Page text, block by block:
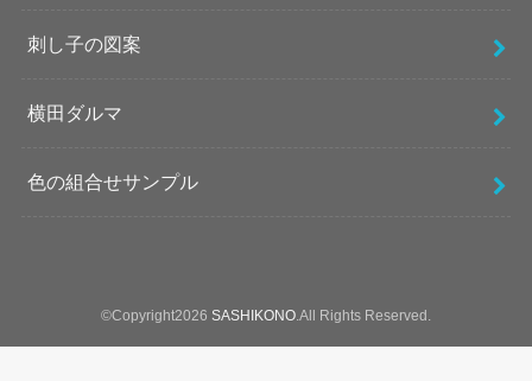
刺し子の図案
横田ダルマ
色の組合せサンプル
©Copyright2026 SASHIKONO .All Rights Reserved.